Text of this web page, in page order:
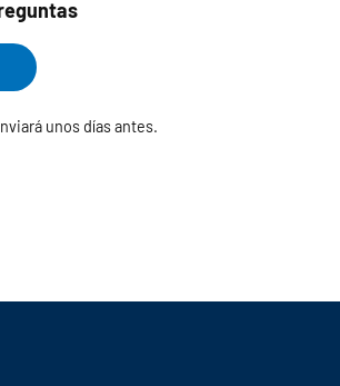
unos días antes.